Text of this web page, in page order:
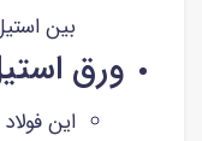
بین
ورق استیل
این